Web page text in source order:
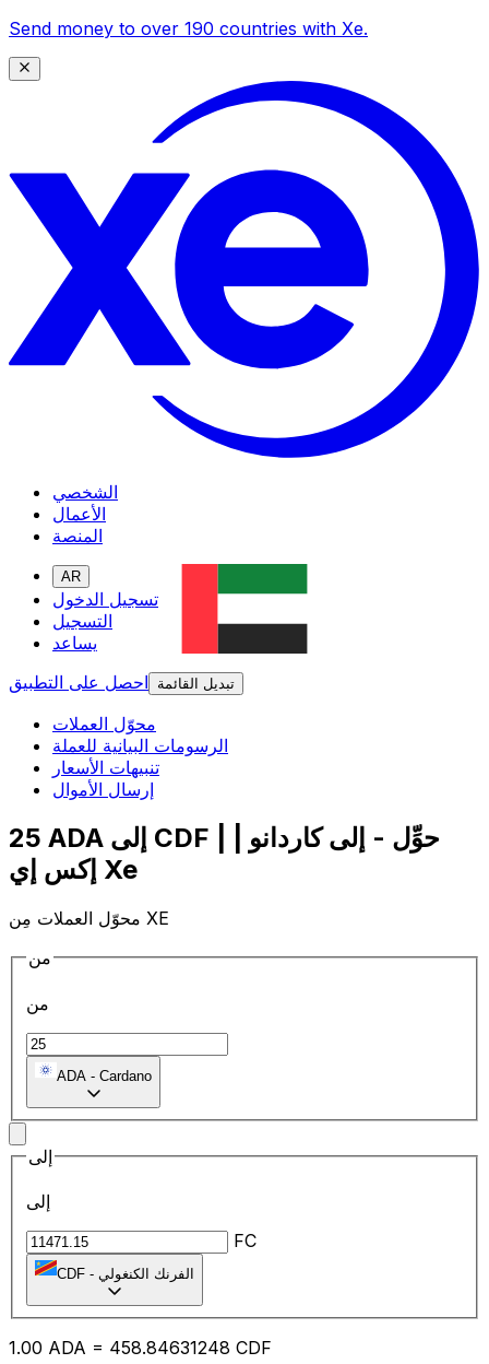
Send money to over 190 countries with Xe.
الشخصي
الأعمال
المنصة
AR
تسجيل الدخول
التسجيل
يساعد
احصل على التطبيق
تبديل القائمة
محوّل العملات
الرسومات البيانية للعملة
تنبيهات الأسعار
إرسال الأموال
25 ADA إلى CDF | حوِّل - إلى كاردانو |
إكس إي Xe
محوّل العملات مِن XE
من
من
ADA - Cardano
إلى
إلى
FC
CDF - الفرنك الكنغولي
1.00 ADA = 458.84631248 CDF